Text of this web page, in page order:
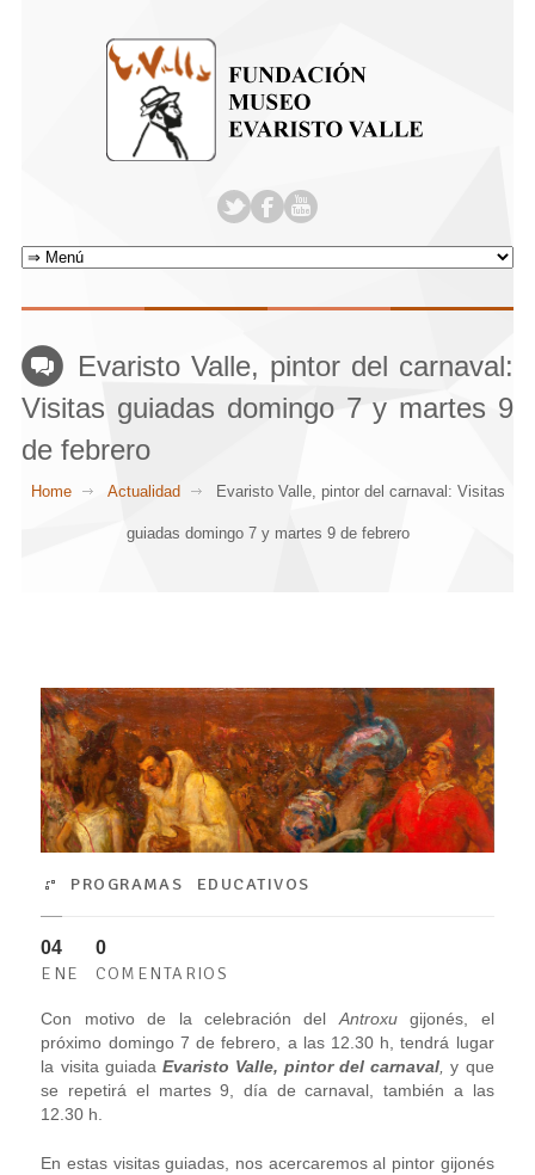
Evaristo Valle, pintor del carnaval:
Visitas guiadas domingo 7 y martes 9
de febrero
Home Actualidad Evaristo Valle, pintor del carnaval: Visitas
guiadas domingo 7 y martes 9 de febrero
PROGRAMAS EDUCATIVOS
04
ENE
0
COMENTARIOS
Con motivo de la celebración del Antroxugijonés, el
próximo domingo 7 de febrero, a las 12.30 h, tendrá lugar
la visita guiada Evaristo Valle, pintor del carnaval ,y que
se repetirá el martes 9, día de carnaval, también a las
12.30 h.
En estas visitas guiadas, nos acercaremos al pintor gijonés